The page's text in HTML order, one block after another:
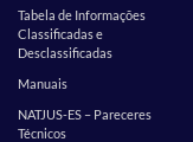
Tabela de Informações
Classificadas e
Desclassificadas
Manuais
NATJUS-ES – Pareceres
Técnicos